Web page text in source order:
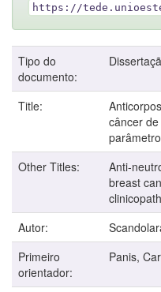
https://
Tipo do
documento:
Title:
câncer
Other Titles:
Anti-
breast
Autor:
Primeiro
orientador:
Panis,